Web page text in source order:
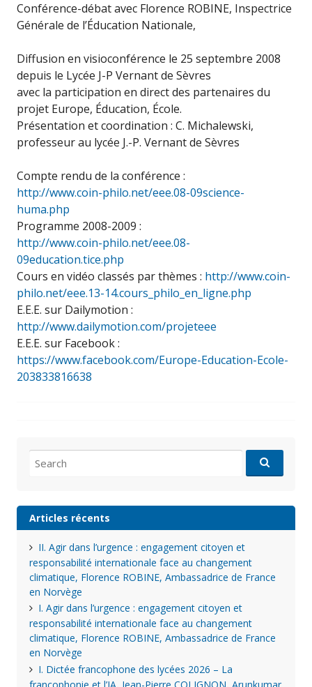
Conférence-débat avec Florence ROBINE, Inspectrice
Générale de l’Éducation Nationale,
Diffusion en visioconférence le 25 septembre 2008
depuis le Lycée J-P Vernant de Sèvres
avec la participation en direct des partenaires du
projet Europe, Éducation, École.
Présentation et coordination : C. Michalewski,
professeur au lycée J.-P. Vernant de Sèvres
Compte rendu de la conférence :
http://www.coin-philo.net/eee.08-09science-
huma.php
Programme 2008-2009 :
http://www.coin-philo.net/eee.08-
09education.tice.php
Cours en vidéo classés par thèmes : http://www.coin-
philo.net/eee.13-14.cours_philo_en_ligne.php
E.E.E. sur Dailymotion :
http://www.dailymotion.com/projeteee
E.E.E. sur Facebook :
https://www.facebook.com/Europe-Education-Ecole-
203833816638
for:
Articles récents
II. Agir dans l’urgence : engagement citoyen et
responsabilité internationale face au changement
climatique, Florence ROBINE, Ambassadrice de France
en Norvège
I. Agir dans l’urgence : engagement citoyen et
responsabilité internationale face au changement
climatique, Florence ROBINE, Ambassadrice de France
en Norvège
I. Dictée francophone des lycées 2026 – La